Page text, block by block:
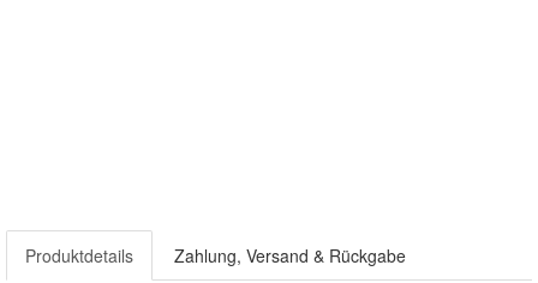
Produktdetails Zahlung, Versand & Rückgabe